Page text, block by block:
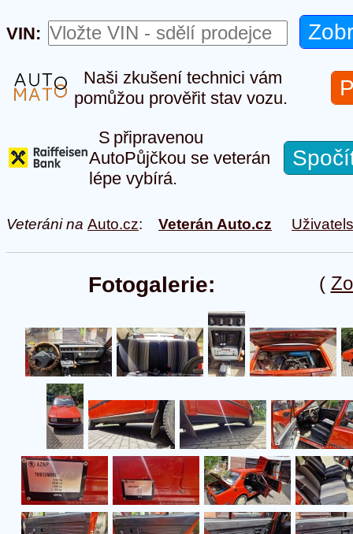
VIN:
Naši zkušení technici vám
pomůžou prověřit stav vozu.
S připravenou
AutoPůjčkou se veterán
lépe vybírá.
Veteráni na Auto.cz: Veterán Auto.cz
(
Fotogalerie: